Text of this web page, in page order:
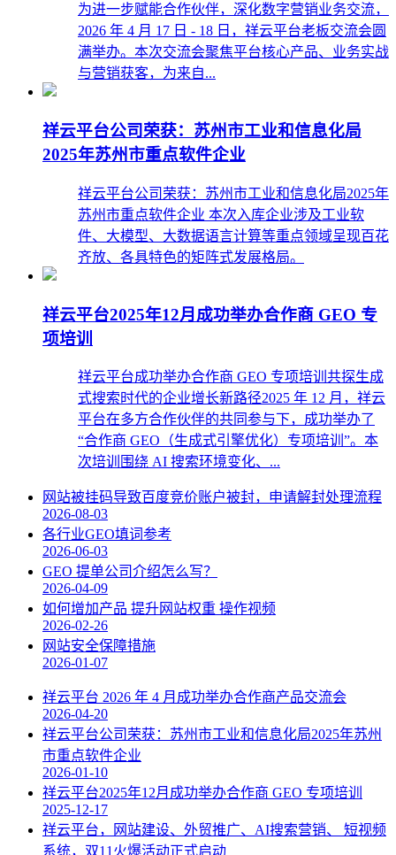
为进一步赋能合作伙伴，深化数字营销业务交流，
2026 年 4 月 17 日 - 18 日，祥云平台老板交流会圆
满举办。本次交流会聚焦平台核心产品、业务实战
与营销获客，为来自...
祥云平台公司荣获：苏州市工业和信息化局
2025年苏州市重点软件企业
祥云平台公司荣获：苏州市工业和信息化局2025年
苏州市重点软件企业 本次入库企业涉及工业软
件、大模型、大数据语言计算等重点领域呈现百花
齐放、各具特色的矩阵式发展格局。
祥云平台2025年12月成功举办合作商 GEO 专
项培训
祥云平台成功举办合作商 GEO 专项培训共探生成
式搜索时代的企业增长新路径2025 年 12 月，祥云
平台在多方合作伙伴的共同参与下，成功举办了
“合作商 GEO（生成式引擎优化）专项培训”。本
次培训围绕 AI 搜索环境变化、...
网站被挂码导致百度竞价账户被封，申请解封处理流程
2026-08-03
各行业GEO填词参考
2026-06-03
GEO 提单公司介绍怎么写？
2026-04-09
如何增加产品 提升网站权重 操作视频
2026-02-26
网站安全保障措施
2026-01-07
祥云平台 2026 年 4 月成功举办合作商产品交流会
2026-04-20
祥云平台公司荣获：苏州市工业和信息化局2025年苏州
市重点软件企业
2026-01-10
祥云平台2025年12月成功举办合作商 GEO 专项培训
2025-12-17
祥云平台，网站建设、外贸推广、AI搜索营销、 短视频
系统，双11火爆活动正式启动